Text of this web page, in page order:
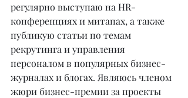
регулярно выступаю на HR-
конференциях и митапах, а также
публикую статьи по темам
рекрутинга и управления
персоналом в популярных бизнес-
журналах и блогах. Являюсь членом
жюри бизнес-премии за проекты